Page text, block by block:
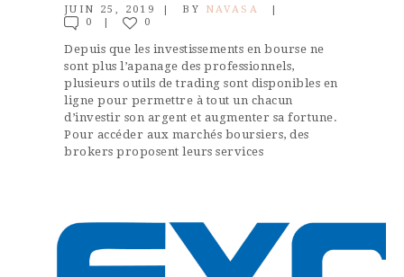
JUIN 25, 2019 BY
NAVASA
0
0
Depuis que les investissements en bourse ne
sont plus l’apanage des professionnels,
plusieurs outils de trading sont disponibles en
ligne pour permettre à tout un chacun
d’investir son argent et augmenter sa fortune.
Pour accéder aux marchés boursiers, des
brokers proposent leurs services